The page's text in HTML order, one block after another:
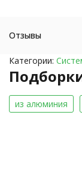
Отзывы
Категории:
из алюминия